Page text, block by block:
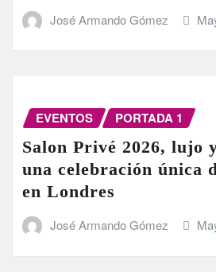
José Armando Gómez
EVENTOS PORTADA 1
Salon Privé 2026, lujo
una celebración única
en Londres
José Armando Gómez